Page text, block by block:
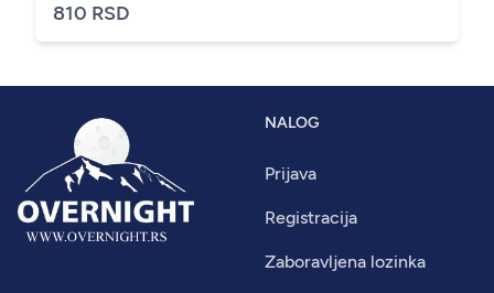
810 RSD
NALOG
Prijava
Registracija
Zaboravljena lozinka